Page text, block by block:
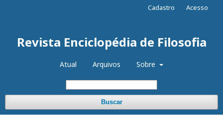
Revista Enciclopédia de Filosofia
Atual Arquivos Sobre
Buscar
Cadastro Acesso